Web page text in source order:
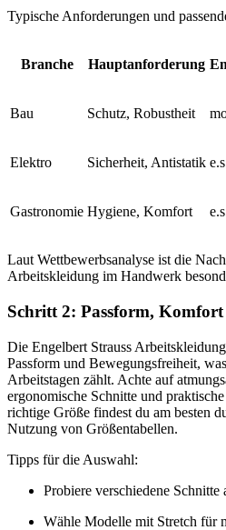
Typische Anforderungen und
Branche Hauptanforderung
Bau Schutz, Robustheit
Elektro Sicherheit, Antistatik
Gastronomie Hygiene, Komfort
Laut Wettbewerbsanalyse ist die
Arbeitskleidung im Handwerk
Schritt 2: Passform,
Die Engelbert Strauss
Passform und Bewegungsfreiheit,
Arbeitstagen zählt. Achte auf
ergonomische Schnitte und
richtige Größe findest du am besten
Nutzung von Größentabellen.
Tipps für die Auswahl:
Probiere verschiedene Schnitte
Wähle Modelle mit Stretch für